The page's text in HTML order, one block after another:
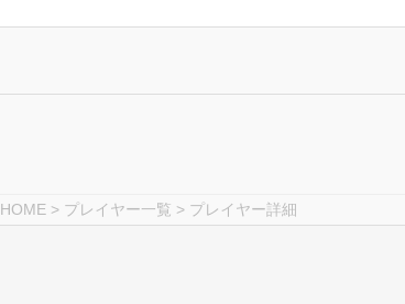
HOME > プレイヤー一覧 > プレイヤー詳細